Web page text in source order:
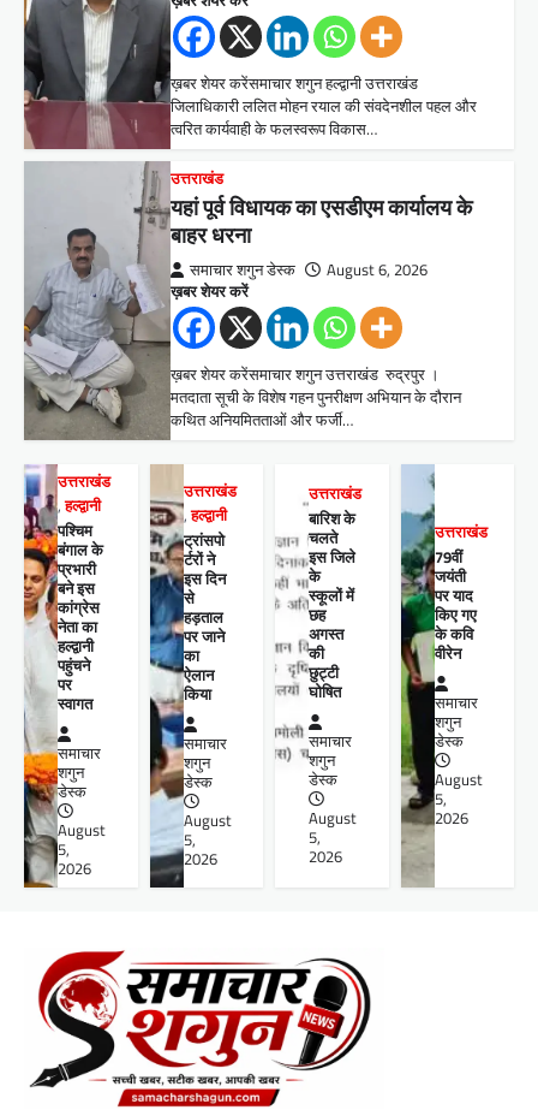
ख़बर शेयर करेंसमाचार शगुन हल्द्वानी उत्तराखंड
जिलाधिकारी ललित मोहन रयाल की संवदेनशील पहल और
त्वरित कार्यवाही के फलस्वरूप विकास…
उत्तराखंड
यहां पूर्व विधायक का एसडीएम कार्यालय के
बाहर धरना
समाचार शगुन डेस्क August 6, 2026
ख़बर शेयर करें
ख़बर शेयर करेंसमाचार शगुन उत्तराखंड रुद्रपुर ।
मतदाता सूची के विशेष गहन पुनरीक्षण अभियान के दौरान
कथित अनियमितताओं और फर्जी…
उत्तराखंड
,हल्द्वानी
पश्चिम
बंगाल के
प्रभारी
बने इस
कांग्रेस
नेता का
हल्द्वानी
पहुंचने
पर
स्वागत
समाचार
शगुन
डेस्क
August
5,
2026
उत्तराखंड
,हल्द्वानी
ट्रांसपो
र्टरों ने
इस दिन
से
हड़ताल
पर जाने
का
ऐलान
किया
समाचार
शगुन
डेस्क
August
5,
2026
उत्तराखंड
बारिश के
चलते
इस जिले
के
स्कूलों में
छह
अगस्त
की
छुट्टी
घोषित
समाचार
शगुन
डेस्क
August
5,
2026
उत्तराखंड
79वीं
जयंती
पर याद
किए गए
के कवि
वीरेन
समाचार
शगुन
डेस्क
August
5,
2026